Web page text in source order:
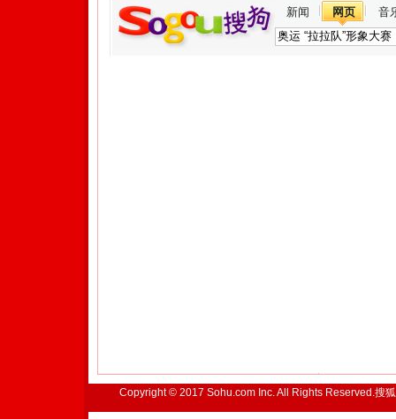
新闻 网页 音
Copyright © 2017 Sohu.com Inc. All Rights Reserved.搜